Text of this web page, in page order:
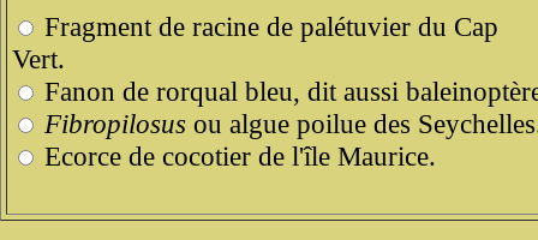
Fragment de racine de palétuvier du Cap
Vert.
Fanon de rorqual bleu, dit aussi
Fibropilosus ou algue poilue des
Ecorce de cocotier de l'île Maurice.